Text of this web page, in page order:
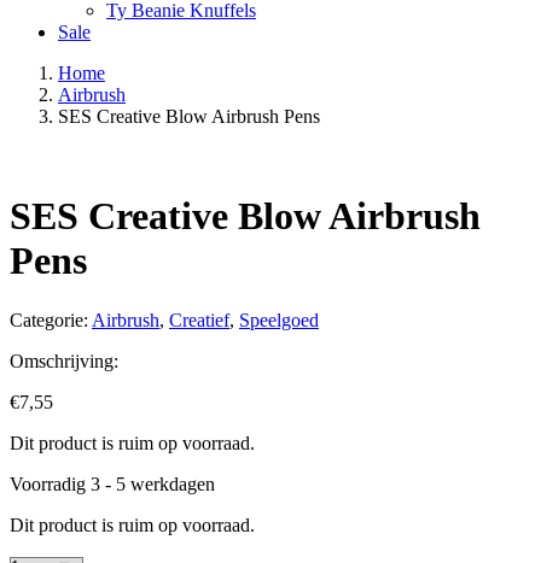
Ty Beanie Knuffels
Sale
Home
Airbrush
SES Creative Blow Airbrush Pens
SES Creative Blow Airbrush
Pens
Categorie: Airbrush, Creatief, Speelgoed
Omschrijving:
€7,55
Dit product is ruim op voorraad.
Voorradig 3 - 5 werkdagen
Dit product is ruim op voorraad.